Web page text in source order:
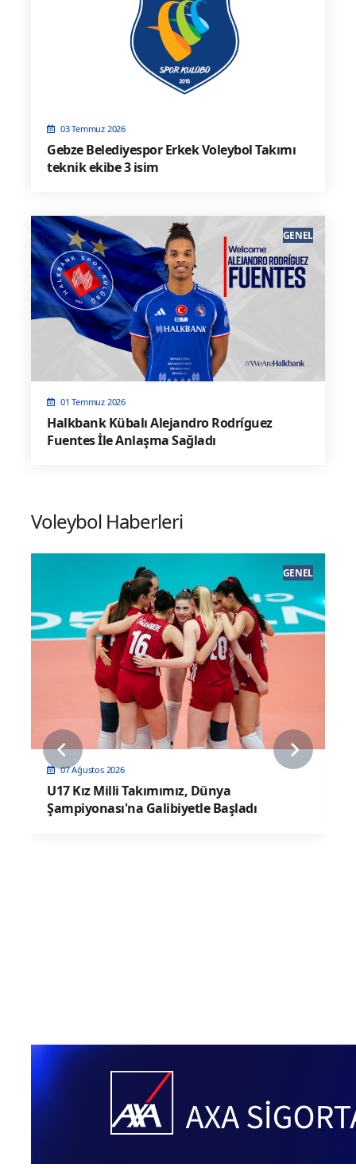
03 Temmuz 2026
Gebze Belediyespor Erkek Voleybol Takımı
teknik ekibe 3 isim
01 Temmuz 2026
Halkbank Kübalı Alejandro Rodríguez
Fuentes İle Anlaşma Sağladı
GENEL
Voleybol Haberleri
07 Ağustos 2026
U17 Kız Milli Takımımız, Dünya
Şampiyonası'na Galibiyetle Başladı
GENEL